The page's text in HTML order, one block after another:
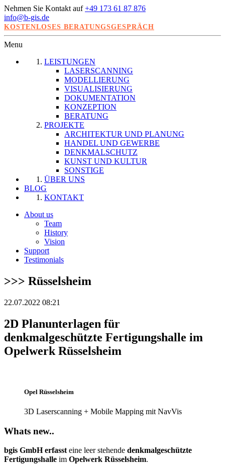
Nehmen Sie Kontakt auf+49 173 61 87 876
info@b-gis.de
KOSTENLOSES BERATUNGSGESPRÄCH
Menu
LEISTUNGEN
LASERSCANNING
MODELLIERUNG
VISUALISIERUNG
DOKUMENTATION
KONZEPTION
BERATUNG
PROJEKTE
ARCHITEKTUR UND PLANUNG
HANDEL UND GEWERBE
DENKMALSCHUTZ
KUNST UND KULTUR
SONSTIGE
ÜBER UNS
BLOG
KONTAKT
About us
Team
History
Vision
Support
Testimonials
>>> Rüsselsheim
22.07.2022 08:21
2D Planunterlagen für
denkmalgeschützte Fertigungshalle im
Opelwerk Rüsselsheim
Opel Rüsselsheim
3D Laserscanning + Mobile Mapping mit NavVis
Whats new..
bgis GmbH erfassteine leer stehende denkmalgeschützte
Fertigungshalle im Opelwerk Rüsselsheim.